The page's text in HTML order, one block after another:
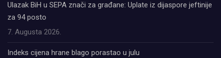
Ulazak BiH u SEPA znači za građane: Uplate iz dijaspore jeftinije
za 94 posto
7. Augusta 2026.
Indeks cijena hrane blago porastao u julu